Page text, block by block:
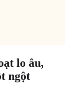
lo âu,
ngột